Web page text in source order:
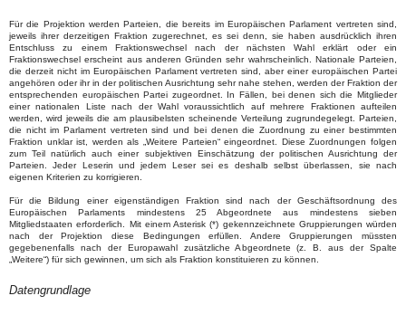
Für die Projektion werden Parteien, die bereits im Europäischen Parlament vertreten sind,
jeweils ihrer derzeitigen Fraktion zugerechnet, es sei denn, sie haben ausdrücklich ihren
Entschluss zu einem Fraktionswechsel nach der nächsten Wahl erklärt oder ein
Fraktionswechsel erscheint aus anderen Gründen sehr wahrscheinlich. Nationale Parteien,
die derzeit nicht im Europäischen Parlament vertreten sind, aber einer europäischen Partei
angehören oder ihr in der politischen Ausrichtung sehr nahe stehen, werden der Fraktion der
entsprechenden europäischen Partei zugeordnet. In Fällen, bei denen sich die Mitglieder
einer nationalen Liste nach der Wahl voraussichtlich auf mehrere Fraktionen aufteilen
werden, wird jeweils die am plausibelsten scheinende Verteilung zugrundegelegt. Parteien,
die nicht im Parlament vertreten sind und bei denen die Zuordnung zu einer bestimmten
Fraktion unklar ist, werden als „Weitere Parteien“ eingeordnet. Diese Zuordnungen folgen
zum Teil natürlich auch einer subjektiven Einschätzung der politischen Ausrichtung der
Parteien. Jeder Leserin und jedem Leser sei es deshalb selbst überlassen, sie nach
eigenen Kriterien zu korrigieren.
Für die Bildung einer eigenständigen Fraktion sind nach der Geschäftsordnung des
Europäischen Parlaments mindestens 25 Abgeordnete aus mindestens sieben
Mitgliedstaaten erforderlich. Mit einem Asterisk (*) gekennzeichnete Gruppierungen würden
nach der Projektion diese Bedingungen erfüllen. Andere Gruppierungen müssten
gegebenenfalls nach der Europawahl zusätzliche Abgeordnete (z. B. aus der Spalte
„Weitere“) für sich gewinnen, um sich als Fraktion konstituieren zu können.
Datengrundlage